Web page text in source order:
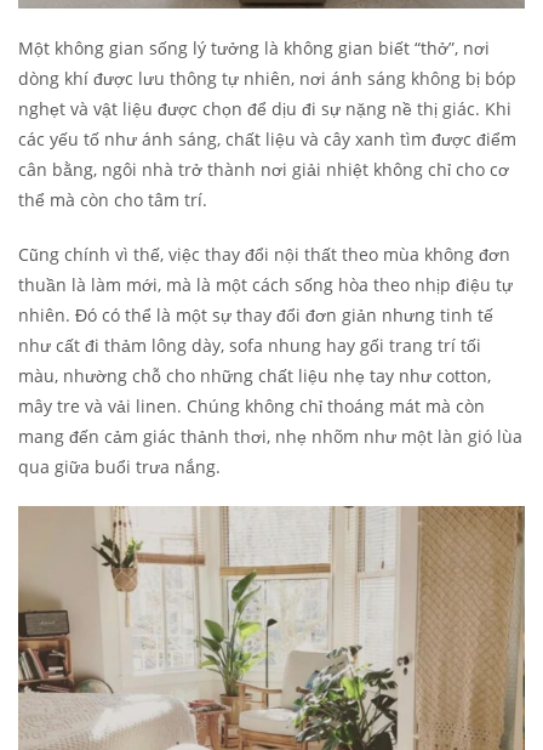
Một không gian sống lý tưởng là không gian biết “thở”, nơi
dòng khí được lưu thông tự nhiên, nơi ánh sáng không bị bóp
nghẹt và vật liệu được chọn để dịu đi sự nặng nề thị giác. Khi
các yếu tố như ánh sáng, chất liệu và cây xanh tìm được điểm
cân bằng, ngôi nhà trở thành nơi giải nhiệt không chỉ cho cơ
thể mà còn cho tâm trí.
Cũng chính vì thế, việc thay đổi nội thất theo mùa không đơn
thuần là làm mới, mà là một cách sống hòa theo nhịp điệu tự
nhiên. Đó có thể là một sự thay đổi đơn giản nhưng tinh tế
như cất đi thảm lông dày, sofa nhung hay gối trang trí tối
màu, nhường chỗ cho những chất liệu nhẹ tay như cotton,
mây tre và vải linen. Chúng không chỉ thoáng mát mà còn
mang đến cảm giác thảnh thơi, nhẹ nhõm như một làn gió lùa
qua giữa buổi trưa nắng.